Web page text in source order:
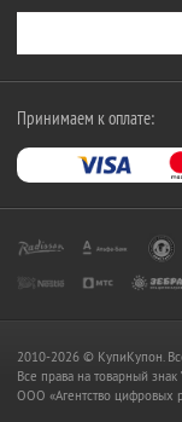
Принимаем к оплате:
2010-2026 © КупиКупон.
Все права на товарный
OOO «Агентство